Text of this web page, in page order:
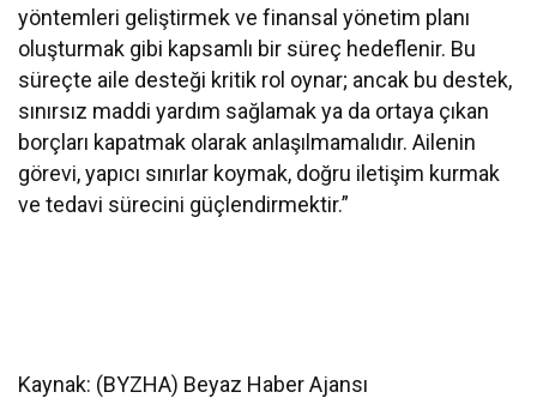
yöntemleri geliştirmek ve finansal yönetim planı
oluşturmak gibi kapsamlı bir süreç hedeflenir. Bu
süreçte aile desteği kritik rol oynar; ancak bu destek,
sınırsız maddi yardım sağlamak ya da ortaya çıkan
borçları kapatmak olarak anlaşılmamalıdır. Ailenin
görevi, yapıcı sınırlar koymak, doğru iletişim kurmak
ve tedavi sürecini güçlendirmektir.”
Kaynak: (BYZHA) Beyaz Haber Ajansı